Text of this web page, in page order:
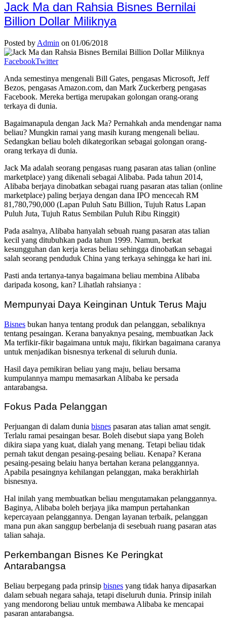
Jack Ma dan Rahsia Bisnes Bernilai
Billion Dollar Miliknya
Posted by Admin on 01/06/2018
FacebookTwitter
Anda semestinya mengenali Bill Gates, pengasas Microsoft, Jeff
Bezos, pengasas Amazon.com, dan Mark Zuckerberg pengasas
Facebook. Mereka bertiga merupakan golongan orang-orang
terkaya di dunia.
Bagaimanapula dengan Jack Ma? Pernahkah anda mendengar nama
beliau? Mungkin ramai yang masih kurang mengenali beliau.
Sedangkan beliau boleh dikategorikan sebagai golongan orang-
orang terkaya di dunia.
Jack Ma adalah seorang pengasas ruang pasaran atas talian (online
marketplace) yang dikenali sebagai Alibaba. Pada tahun 2014,
Alibaba berjaya dinobatkan sebagai ruang pasaran atas talian (online
marketplace) paling berjaya dengan dana IPO mencecah RM
81,780,790,000 (Lapan Puluh Satu Billion, Tujuh Ratus Lapan
Puluh Juta, Tujuh Ratus Sembilan Puluh Ribu Ringgit)
Pada asalnya, Alibaba hanyalah sebuah ruang pasaran atas talian
kecil yang ditubuhkan pada tahun 1999. Namun, berkat
kesungguhan dan kerja keras beliau sehingga dinobatkan sebagai
salah seorang penduduk China yang terkaya sehingga ke hari ini.
Pasti anda tertanya-tanya bagaimana beliau membina Alibaba
daripada kosong, kan? Lihatlah rahsianya :
Mempunyai Daya Keinginan Untuk Terus Maju
Bisnes bukan hanya tentang produk dan pelanggan, sebaliknya
tentang pesaingan. Kerana banyaknya pesaing, membuatkan Jack
Ma terfikir-fikir bagaimana untuk maju, fikirkan bagaimana caranya
untuk menjadikan bisnesnya terkenal di seluruh dunia.
Hasil daya pemikiran beliau yang maju, beliau bersama
kumpulannya mampu memasarkan Alibaba ke persada
antarabangsa.
Fokus Pada Pelanggan
Perjuangan di dalam dunia bisnes pasaran atas talian amat sengit.
Terlalu ramai pesaingan besar. Boleh disebut siapa yang Boleh
dikira siapa yang kuat, dialah yang menang. Tetapi beliau tidak
pernah takut dengan pesaing-pesaing beliau. Kenapa? Kerana
pesaing-pesaing belaiu hanya bertahan kerana pelanggannya.
Apabila pesaingnya kehilangan pelanggan, maka berakhirlah
bisnesnya.
Hal inilah yang membuatkan beliau mengutamakan pelanggannya.
Baginya, Alibaba boleh berjaya jika mampun pertahankan
kepercayaan pelanggannya. Dengan layanan terbaik, pelanggan
mana pun akan sanggup berbelanja di sesebuah ruang pasaran atas
talian sahaja.
Perkembangan Bisnes Ke Peringkat
Antarabangsa
Beliau berpegang pada prinsip bisnes yang tidak hanya dipasarkan
dalam sebuah negara sahaja, tetapi diseluruh dunia. Prinsip inilah
yang mendorong beliau untuk membawa Alibaba ke mencapai
pasaran antarabangsa.